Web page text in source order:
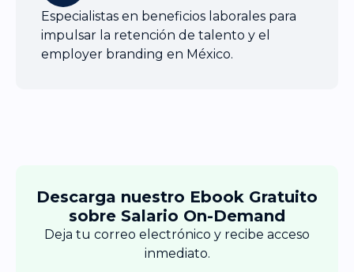
Especialistas en beneficios laborales para
impulsar la retención de talento y el
employer branding en México.
Descarga nuestro Ebook Gratuito
sobre Salario On-Demand
Deja tu correo electrónico y recibe acceso
inmediato.